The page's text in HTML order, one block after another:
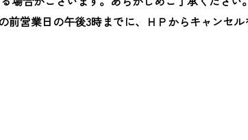
営業日の午後3時までに、ＨＰからキャンセル